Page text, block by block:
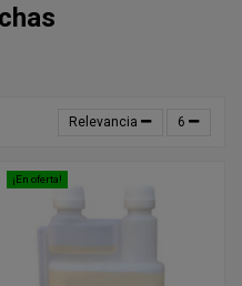
Relevancia 6
¡En oferta!